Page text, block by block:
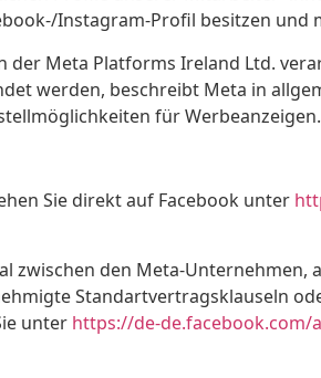
Instagram-Profil besitzen
Meta Platforms Ireland Ltd.
werden, beschreibt Meta in
für
Sie direkt auf Facebook unter
den Meta-
Standartvertragsklauseln
unter https://de-de.facebook.com/